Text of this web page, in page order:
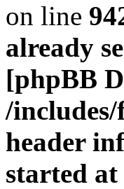
on line
already
[phpBB
/
header
started